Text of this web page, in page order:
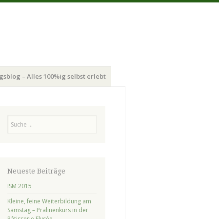
– Alles 100%ig selbst erlebt
Neueste Beiträge
ISM 2015
Kleine, feine Weiterbildung am
Samstag – Pralinenkurs in der